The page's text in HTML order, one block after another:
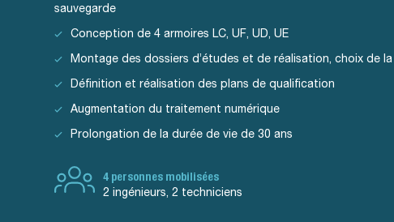
sauvegarde
Conception de 4 armoires LC, UF, UD, UE
Montage des dossiers d’études et de réalisation, choix de
Définition et réalisation des plans de qualification
Augmentation du traitement numérique
Prolongation de la durée de vie de 30 ans
4 personnes mobilisées
2 ingénieurs, 2 techniciens